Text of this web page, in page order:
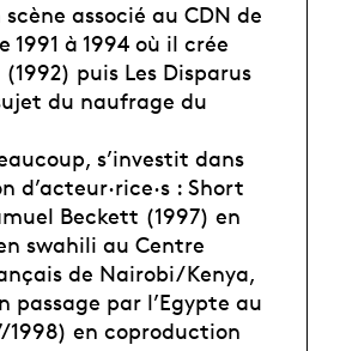
associé au CDN de
1991 à 1994 où il crée
puis Les Disparus
du naufrage du
s’investit dans
d’acteur·rice·s : Short
Beckett (1997) en
swahili au Centre
de Nairobi/Kenya,
passage par l’Egypte au
1998) en coproduction